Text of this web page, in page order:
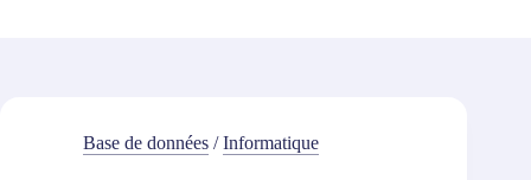
Base de données /Informatique